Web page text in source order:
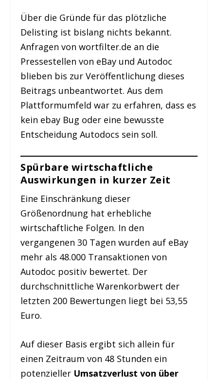
Über die Gründe für das plötzliche
Delisting ist bislang nichts bekannt.
Anfragen von wortfilter.de an die
Pressestellen von eBay und Autodoc
blieben bis zur Veröffentlichung dieses
Beitrags unbeantwortet. Aus dem
Plattformumfeld war zu erfahren, dass es
kein ebay Bug oder eine bewusste
Entscheidung Autodocs sein soll.
Spürbare wirtschaftliche
Auswirkungen in kurzer Zeit
Eine Einschränkung dieser
Größenordnung hat erhebliche
wirtschaftliche Folgen. In den
vergangenen 30 Tagen wurden auf eBay
mehr als 48.000 Transaktionen von
Autodoc positiv bewertet. Der
durchschnittliche Warenkorbwert der
letzten 200 Bewertungen liegt bei 53,55
Euro.
Auf dieser Basis ergibt sich allein für
einen Zeitraum von 48 Stunden ein
potenzieller Umsatzverlust von über